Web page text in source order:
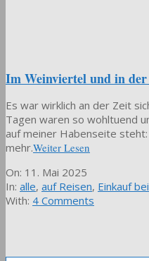
Im Weinviertel und in
Es war wirklich an der Zeit
Tagen waren so wohltuend
auf meiner Habenseite
mehr.Weiter Lesen
2025-
05-
11
On: 11. Mai 2025
In: alle, auf Reisen, Einkauf
With: 4 Comments